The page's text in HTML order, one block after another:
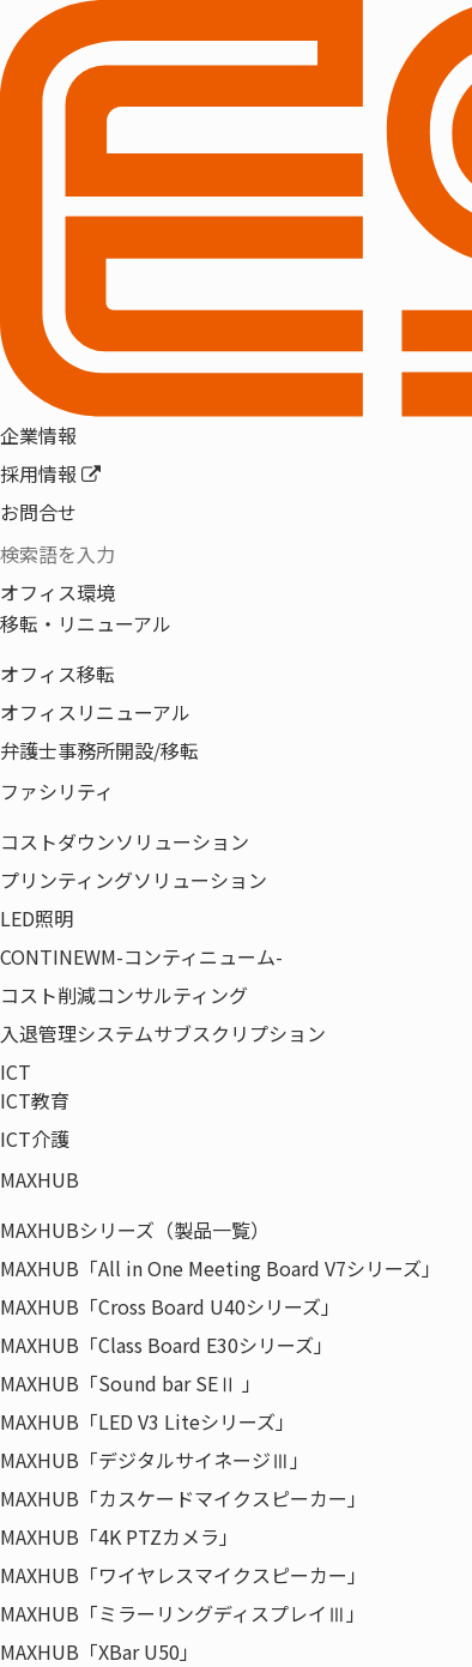
企業情報
採用情報
お問合せ
オフィス環境
移転・リニューアル
オフィス移転
オフィスリニューアル
弁護士事務所開設/移転
ファシリティ
コストダウンソリューション
プリンティングソリューション
LED照明
CONTINEWM-コンティニューム-
コスト削減コンサルティング
入退管理システムサブスクリプション
ICT
ICT教育
ICT介護
MAXHUB
MAXHUBシリーズ（製品一覧）
MAXHUB「All in One Meeting Board V7シリーズ」
MAXHUB「Cross Board U40シリーズ」
MAXHUB「Class Board E30シリーズ」
MAXHUB「Sound bar SEⅡ 」
MAXHUB「LED V3 Liteシリーズ」
MAXHUB「デジタルサイネージⅢ」
MAXHUB「カスケードマイクスピーカー」
MAXHUB「4K PTZカメラ」
MAXHUB「ワイヤレスマイクスピーカー」
MAXHUB「ミラーリングディスプレイⅢ」
MAXHUB「XBar U50」
HOME 企業情報 経営理念・事
企業情報
経営理念・事業
お客さまと働く仲間
事業ドメイン
Who / 誰に
How/ どんな方法で 確か
HOME 企業情報 経営理念・事